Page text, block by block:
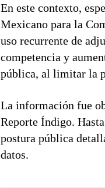
En este contexto,
Mexicano para la
uso recurrente de
competencia y
pública, al limitar la
La información fue
Reporte Índigo.
postura pública
datos.